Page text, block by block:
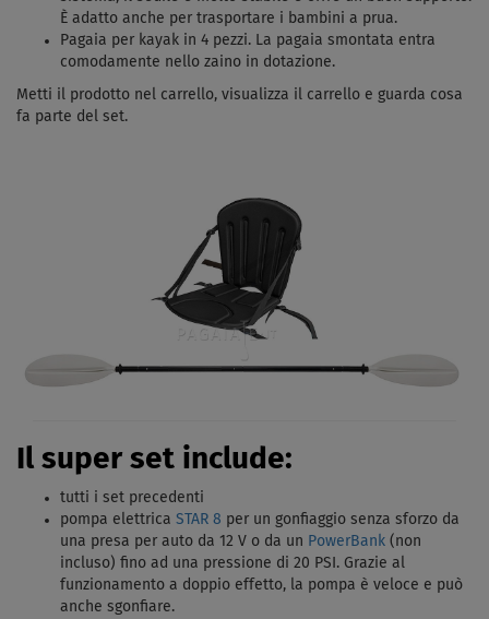
È adatto anche per trasportare i bambini a prua.
Pagaia per kayak in 4 pezzi. La pagaia smontata entra
comodamente nello zaino in dotazione.
Metti il ​​prodotto nel carrello, visualizza il carrello e guarda cosa
fa parte del set.
Il super set include:
tutti i set precedenti
pompa elettrica STAR 8 per un gonfiaggio senza sforzo da
una presa per auto da 12 V o da un PowerBank (non
incluso) fino ad una pressione di 20 PSI. Grazie al
funzionamento a doppio effetto, la pompa è veloce e può
anche sgonfiare.